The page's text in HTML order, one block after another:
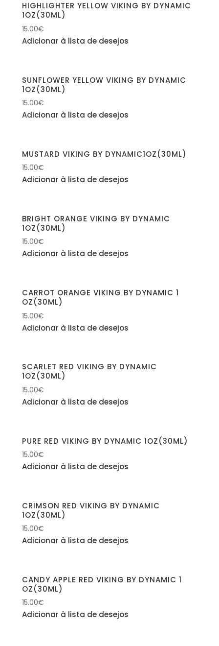
HIGHLIGHTER YELLOW VIKING BY DYNAMIC
1OZ(30ML)
15.00€
Adicionar à lista de desejos
SUNFLOWER YELLOW VIKING BY DYNAMIC
1OZ(30ML)
15.00€
Adicionar à lista de desejos
MUSTARD VIKING BY DYNAMIC1OZ(30ML)
15.00€
Adicionar à lista de desejos
BRIGHT ORANGE VIKING BY DYNAMIC
1OZ(30ML)
15.00€
Adicionar à lista de desejos
CARROT ORANGE VIKING BY DYNAMIC 1
OZ(30ML)
15.00€
Adicionar à lista de desejos
SCARLET RED VIKING BY DYNAMIC
1OZ(30ML)
15.00€
Adicionar à lista de desejos
PURE RED VIKING BY DYNAMIC 1OZ(30ML)
15.00€
Adicionar à lista de desejos
CRIMSON RED VIKING BY DYNAMIC
1OZ(30ML)
15.00€
Adicionar à lista de desejos
CANDY APPLE RED VIKING BY DYNAMIC 1
OZ(30ML)
15.00€
Adicionar à lista de desejos